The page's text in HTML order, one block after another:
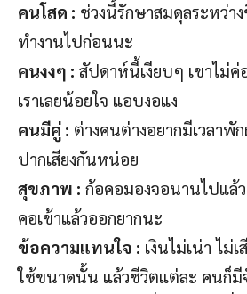
คนโสด : ช่วงนี้รักษาสมดุลระหว่า
ทำงานไปก่อนนะ
คนงงๆ : สัปดาห์นี้เงียบๆ เขาไม่ค่
เราเลยน้อยใจ แอบงอแง
คนมีคู่ : ต่างคนต่างอยากมีเวลาพั
ปากเสียงกันหน่อย
สุขภาพ : ก้อคอมองจอนานไปแล้ว
คอเข้าแล้วออกยากนะ
ข้อความแทนใจ : เงินไม่เน่า ไม่
ใช้ขนาดนั้น แล้วชีวิตแต่ละ คนก็มี